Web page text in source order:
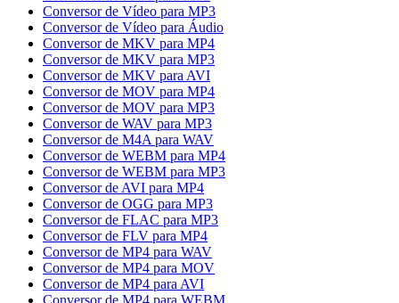
Conversor de Vídeo para MP3
Conversor de Vídeo para Áudio
Conversor de MKV para MP4
Conversor de MKV para MP3
Conversor de MKV para AVI
Conversor de MOV para MP4
Conversor de MOV para MP3
Conversor de WAV para MP3
Conversor de M4A para WAV
Conversor de WEBM para MP4
Conversor de WEBM para MP3
Conversor de AVI para MP4
Conversor de OGG para MP3
Conversor de FLAC para MP3
Conversor de FLV para MP4
Conversor de MP4 para WAV
Conversor de MP4 para MOV
Conversor de MP4 para AVI
Conversor de MP4 para WEBM